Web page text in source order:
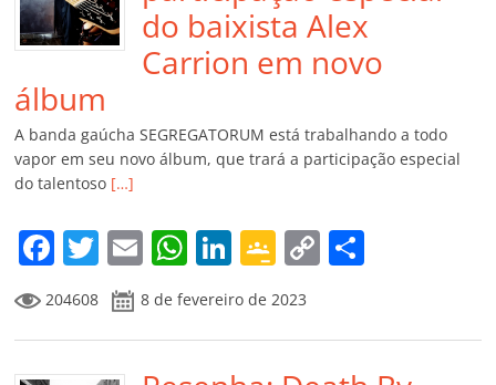
do baixista Alex
Carrion em novo
álbum
A banda gaúcha SEGREGATORUM está trabalhando a todo
vapor em seu novo álbum, que trará a participação especial
do talentoso […]
F
a
c
e
T
w
itt
er
E
m
ai
l
W
at
s
Li
k
e
G
o
o
gl
C
y p
204608 8 de fevereiro de 2023